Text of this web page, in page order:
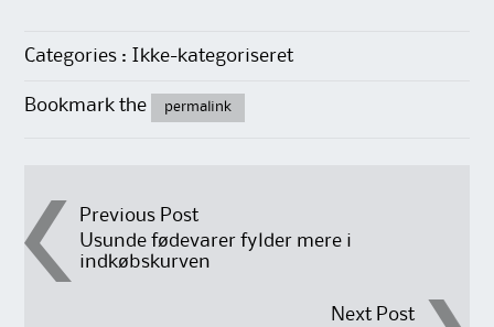
Categories : Ikke-kategoriseret
Bookmark the permalink
Post
navigation
Previous Post
Usunde fødevarer fylder mere i
indkøbskurven
Next Post